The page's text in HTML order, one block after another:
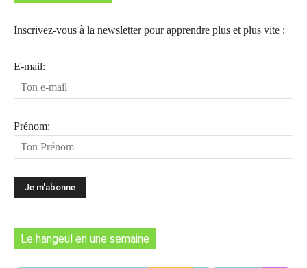
Inscrivez-vous à la newsletter pour apprendre plus et plus vite :
E-mail:
Prénom:
Le hangeul en une semaine